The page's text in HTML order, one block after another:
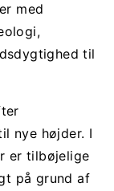
med
til
nye højder. I
er tilbøjelige
på grund af